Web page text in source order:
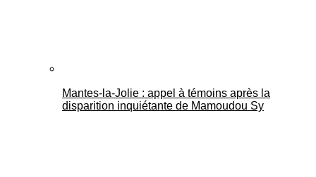
Mantes-la-Jolie : appel à témoins après la
disparition inquiétante de Mamoudou Sy